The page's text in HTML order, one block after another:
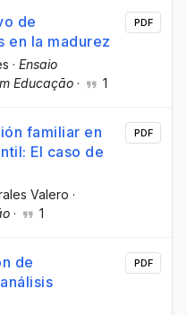
de
en la madurez
· Ensaio
Educação · 1
PDF
familiar en
El caso de
Valero ·
· 1
PDF
de
PDF